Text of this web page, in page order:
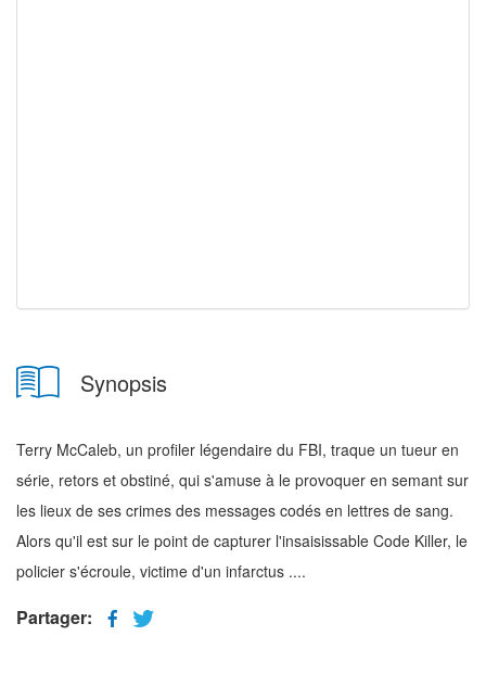
Synopsis
Terry McCaleb, un profiler légendaire du FBI, traque un tueur en
série, retors et obstiné, qui s'amuse à le provoquer en semant sur
les lieux de ses crimes des messages codés en lettres de sang.
Alors qu'il est sur le point de capturer l'insaisissable Code Killer, le
policier s'écroule, victime d'un infarctus ....
Partager: